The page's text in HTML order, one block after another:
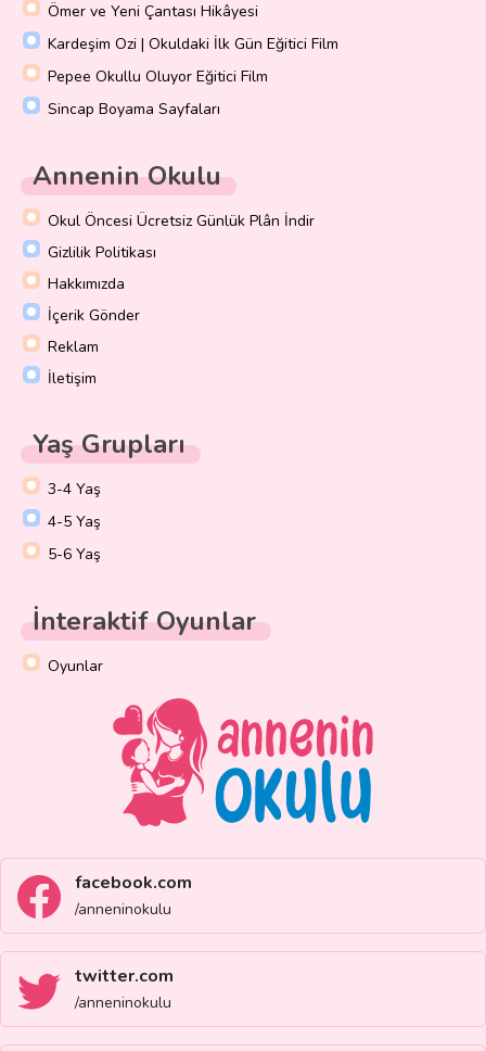
Ömer ve Yeni Çantası Hikâyesi
Kardeşim Ozi | Okuldaki İlk Gün Eğitici Film
Pepee Okullu Oluyor Eğitici Film
Sincap Boyama Sayfaları
Annenin Okulu
Okul Öncesi Ücretsiz Günlük Plân İndir
Gizlilik Politikası
Hakkımızda
İçerik Gönder
Reklam
İletişim
Yaş Grupları
3-4 Yaş
4-5 Yaş
5-6 Yaş
İnteraktif Oyunlar
Oyunlar
facebook.com
/anneninokulu
twitter.com
/anneninokulu